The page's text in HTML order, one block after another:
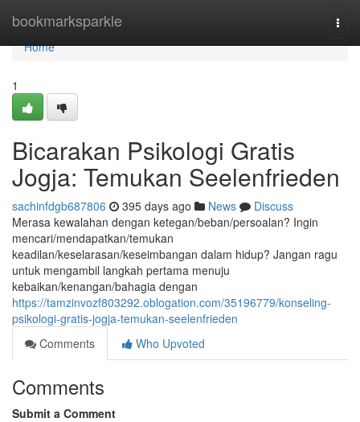
bookmarksparkle
Home
Home
1
Bicarakan Psikologi Gratis
Jogja: Temukan Seelenfrieden
sachinfdgb687806 395 days ago News
Discuss
Merasa kewalahan dengan ketegan/beban/persoalan? Ingin
mencari/mendapatkan/temukan
keadilan/keselarasan/keseimbangan dalam hidup? Jangan ragu
untuk mengambil langkah pertama menuju
kebaikan/kenangan/bahagia dengan
https://tamzinvozf803292.oblogation.com/35196779/konseling-
psikologi-gratis-jogja-temukan-seelenfrieden
Comments
Who Upvoted
Comments
Submit a Comment